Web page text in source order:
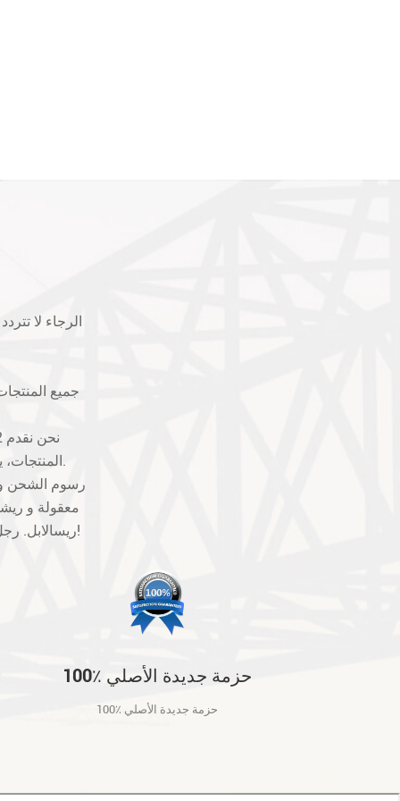
الرجاء لا
المنتجات، يرجى الاتصال بنا أولا، فإننا سوف تبادل أو تقديم حلول أخرى بالنسبة لك لجعل خيار.
معقولة و
ريسالابل. رجل-- صنع العيوب ليست مضمونة، مثل كسر، خدش وهلم جرا. شكرا للتفاهم والتعاون!
100٪ حزمة جديدة الأصلي
100٪ حزمة جديدة الأصلي